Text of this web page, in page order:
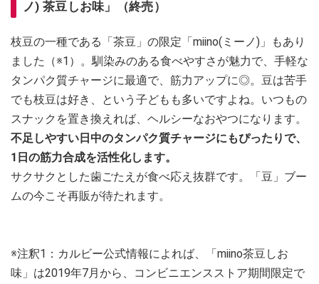
ノ) 茶豆しお味」（終売）
枝豆の一種である「茶豆」の限定「miino(ミーノ)」もあり
ました（※1）。馴染みのある食べやすさが魅力で、手軽な
タンパク質チャージに最適で、筋力アップに◎。豆は苦手
でも枝豆は好き、という子どもも多いですよね。いつもの
スナックを置き換えれば、ヘルシーなおやつになります。
不足しやすい日中のタンパク質チャージにもぴったりで、
1日の筋力合成を活性化します。
サクサクとした歯ごたえが食べ応え抜群です。「豆」ブー
ムの今こそ再販が待たれます。
※注釈1：カルビー公式情報によれば、「miino茶豆しお
味」は2019年7月から、コンビニエンスストア期間限定で